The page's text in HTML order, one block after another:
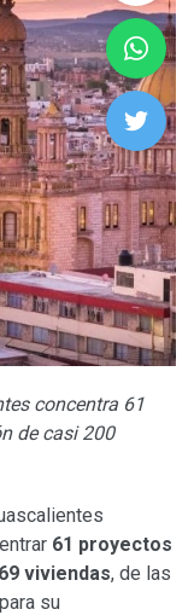
concentra 61
de casi 200
61 proyectos
viviendas, de las
su